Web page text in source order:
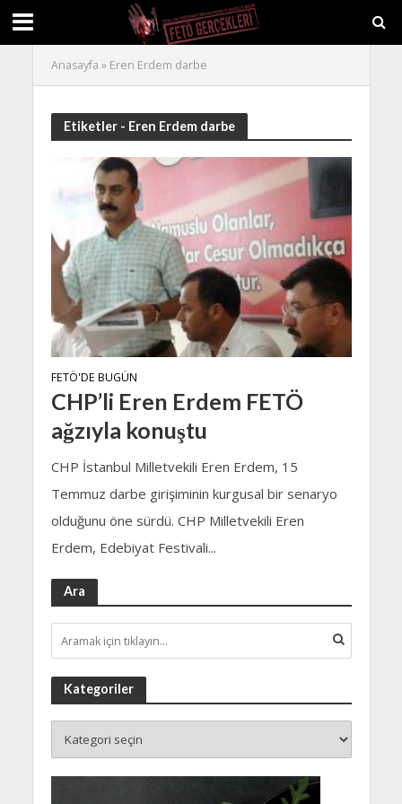
Anasayfa » Eren Erdem darbe
Etiketler - Eren Erdem darbe
FETÖ'DE BUGÜN
CHP’li Eren Erdem FETÖ
ağzıyla konuştu
CHP İstanbul Milletvekili Eren Erdem, 15
Temmuz darbe girişiminin kurgusal bir senaryo
olduğunu öne sürdü. CHP Milletvekili Eren
Erdem, Edebiyat Festivali...
Ara
Kategoriler